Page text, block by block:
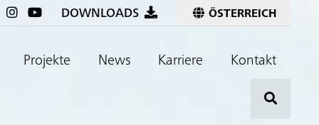
DOWNLOADS ÖSTERREICH
Projekte News Karriere Kontakt